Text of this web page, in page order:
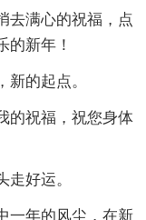
去满心的祝福，点
的新年！
的起点。
的祝福，祝您身体
好运。
一年的风尘，在新